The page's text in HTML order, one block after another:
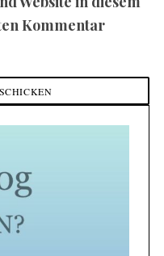
Kommentar